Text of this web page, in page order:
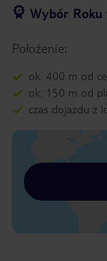
Wybór Roku
Położenie:
ok. 400 m od
ok. 150 m od
czas dojazdu z